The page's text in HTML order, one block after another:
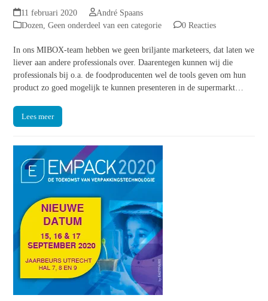
11 februari 2020
André Spaans
Dozen ,Geen onderdeel van een categorie 0 Reacties
In ons MIBOX-team hebben we geen briljante marketeers, dat laten we
liever aan andere professionals over. Daarentegen kunnen wij die
professionals bij o.a. de foodproducenten wel de tools geven om hun
product zo goed mogelijk te kunnen presenteren in de supermarkt…
Lees meer